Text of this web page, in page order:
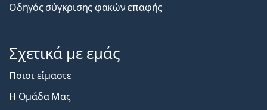
Οδηγός σύγκρισης φακών επαφής
Σχετικά με εμάς
Ποιοι είμαστε
Η Ομάδα Μας